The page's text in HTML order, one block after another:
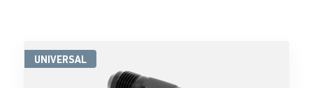
UNIVERSAL